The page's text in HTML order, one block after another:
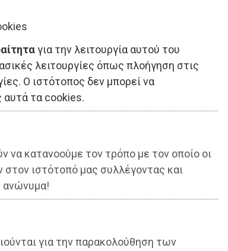
για την λειτουργία αυτού του
λειτουργίες όπως πλοήγηση στις
Ο ιστότοπος δεν μπορεί να
αυτά τα cookies.
να κατανοούμε τον τρόπο με τον οποίο οι
ιστότοπό μας συλλέγοντας και
ανώνυμα!
για την παρακολούθηση των